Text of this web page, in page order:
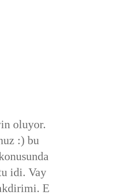
oluyor.
:) bu
idi. Vay
E